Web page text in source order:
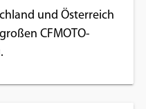
und Österreich
CFMOTO-